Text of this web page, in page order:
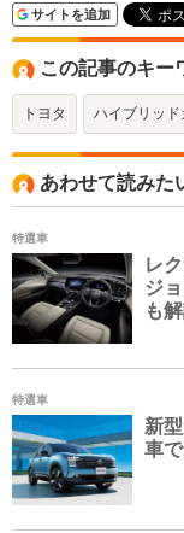
サイトを追加
この記事のキー
トヨタ ハイブリッド
あわせて読みた
特選車
レ
ジ
も
特選車
新
車